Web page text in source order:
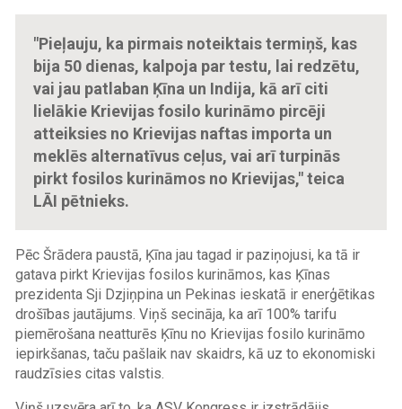
"Pieļauju, ka pirmais noteiktais termiņš, kas
bija 50 dienas, kalpoja par testu, lai redzētu,
vai jau patlaban Ķīna un Indija, kā arī citi
lielākie Krievijas fosilo kurināmo pircēji
atteiksies no Krievijas naftas importa un
meklēs alternatīvus ceļus, vai arī turpinās
pirkt fosilos kurināmos no Krievijas," teica
LĀI pētnieks.
Pēc Šrādera paustā, Ķīna jau tagad ir paziņojusi, ka tā ir
gatava pirkt Krievijas fosilos kurināmos, kas Ķīnas
prezidenta Sji Dzjiņpina un Pekinas ieskatā ir enerģētikas
drošības jautājums. Viņš secināja, ka arī 100% tarifu
piemērošana neatturēs Ķīnu no Krievijas fosilo kurināmo
iepirkšanas, taču pašlaik nav skaidrs, kā uz to ekonomiski
raudzīsies citas valstis.